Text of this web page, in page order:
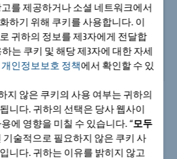
를 제공하거나 소셜 네트워크에서
하기 위해 쿠키를 사용합니다. 이
귀하의 정보를 제3자에게 전달합
는 쿠키 및 해당 제3자에 대한 자세
개인정보보호 정책에서 확인할 수 있
지 않은 쿠키의 사용 여부는 귀하의
니다. 귀하의 선택은 당사 웹사이
에 영향을 미칠 수 있습니다. “모두
기술적으로 필요하지 않은 쿠키 사
니다. 귀하는 이유를 밝히지 않고